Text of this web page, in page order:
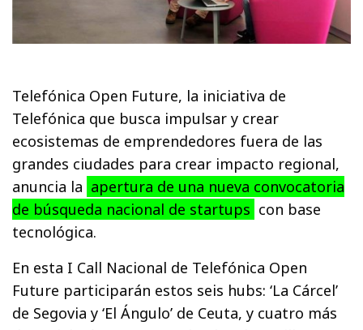
Telefónica Open Future, la iniciativa de
Telefónica que busca impulsar y crear
ecosistemas de emprendedores fuera de las
grandes ciudades para crear impacto regional,
anuncia la apertura de una nueva convocatoria
de búsqueda nacional de startups con base
tecnológica.
En esta I Call Nacional de Telefónica Open
Future participarán estos seis hubs: ‘La Cárcel’
de Segovia y ‘El Ángulo’ de Ceuta, y cuatro más